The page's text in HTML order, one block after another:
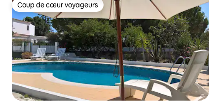
Coup de cœur voyageurs
Coup de cœur voyageurs